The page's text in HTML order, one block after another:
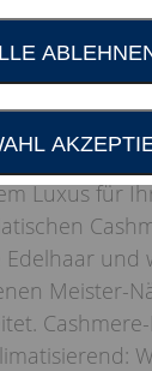
und
Luxus für
Edelhaar und
Meister-